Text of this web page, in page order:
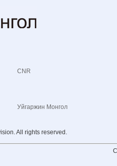
CNR
Уйгаржин Монгол
All rights reserved.